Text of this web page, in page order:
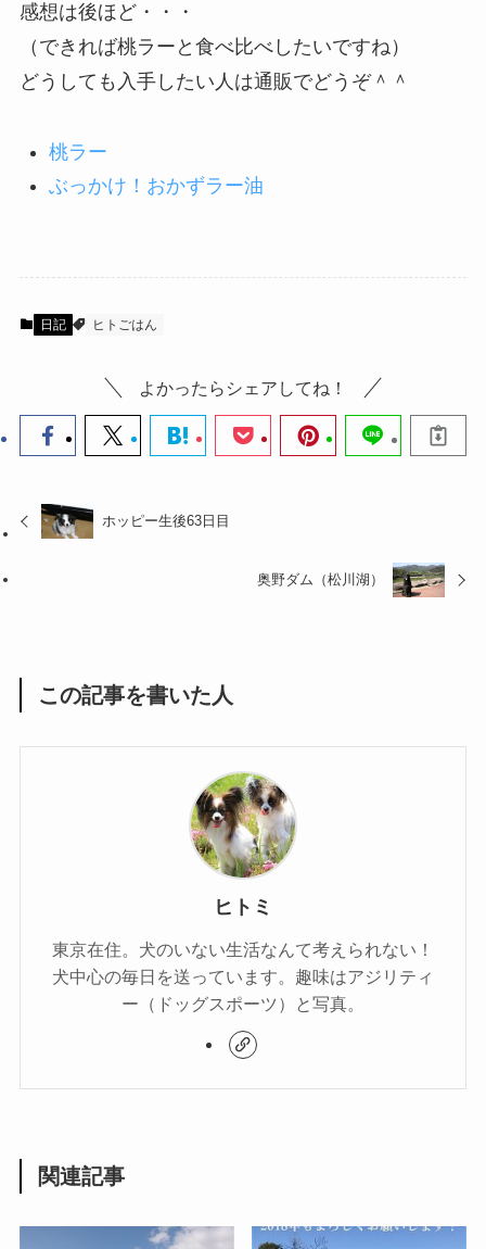
感想は後ほど・・・
（できれば桃ラーと食べ比べしたいですね）
どうしても入手したい人は通販でどうぞ＾＾
桃ラー
ぶっかけ！おかずラー油
日記 ヒトごはん
よかったらシェアしてね！
ホッピー生後63日目
奥野ダム（松川湖）
この記事を書いた人
ヒトミ
東京在住。犬のいない生活なんて考えられない！
犬中心の毎日を送っています。趣味はアジリティ
ー（ドッグスポーツ）と写真。
関連記事